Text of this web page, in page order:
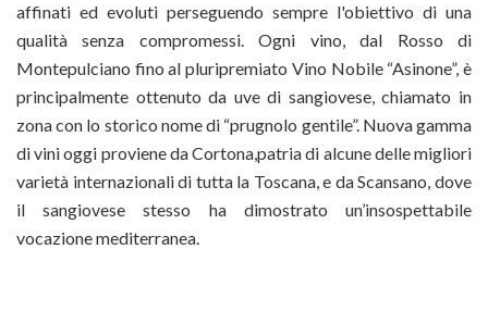
affinati ed evoluti perseguendo sempre l'obiettivo di una
qualità senza compromessi. Ogni vino, dal Rosso di
Montepulciano fino al pluripremiato Vino Nobile “Asinone”, è
principalmente ottenuto da uve di sangiovese, chiamato in
zona con lo storico nome di “prugnolo gentile”. Nuova gamma
di vini oggi proviene da Cortona,patria di alcune delle migliori
varietà internazionali di tutta la Toscana, e da Scansano, dove
il sangiovese stesso ha dimostrato un’insospettabile
vocazione mediterranea.